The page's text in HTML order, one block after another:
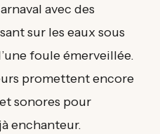
avec des
sur les eaux sous
foule émerveillée.
promettent encore
sonores pour
enchanteur.